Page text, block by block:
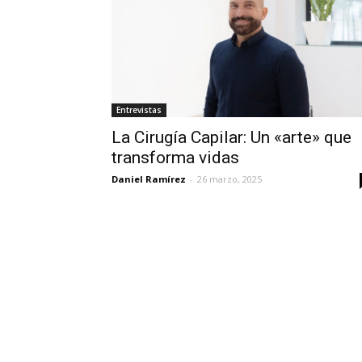
Entrevistas
La Cirugía Capilar: Un «arte» que
transforma vidas
Daniel Ramírez - 26 marzo, 2025